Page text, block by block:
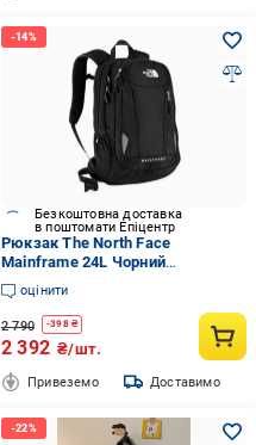
Безкоштовна доставка
в поштомати Епіцентр
Рюкзак The North Face
Mainframe 24L Чорний
(1925456137)
оцінити
2 790 -398₴
2 392 ₴/шт.
Привеземо Доставимо